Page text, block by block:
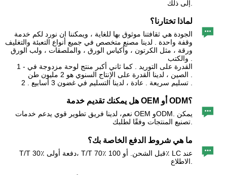
لماذا تختارنا؟
الجودة هي ثقافتنا موثوق بها للغاية ، ويمكننا ان نورد لكم خدمة
وقفة واحدة . لدينا مصنع متخصص في جميع أنواع التعبئة والتغليف
ورقة ، مثل الكرتون ، وأكياس الورق ، والملصقات ، ولب الورق
1 - القدرة على التوريد . كما ثاني أكبر منتج لوحة مزدوجة في
2 . تسليم سريعة . عادة ، لدينا التسليم في غضون 3 أسابيع .

هل يمكنك تقديم خدمة OEM أو ODM؟
نعم، لدينا فريق تطوير قوي يدعم خدمات OEM وODM. يمكن
تصنيع المنتجات وفقًا لطلبك.

ما هي شروط الدفع الخاصة بك؟
T/T 30٪ دفعة أولى، T/T 70٪ قبل الشحن. أو 100٪ LC عند
